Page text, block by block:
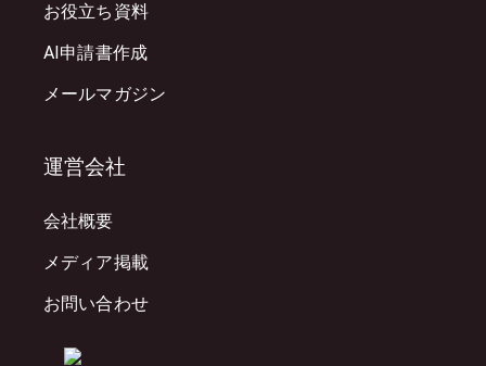
お役立ち資料
AI申請書作成
メールマガジン
運営会社
会社概要
メディア掲載
お問い合わせ